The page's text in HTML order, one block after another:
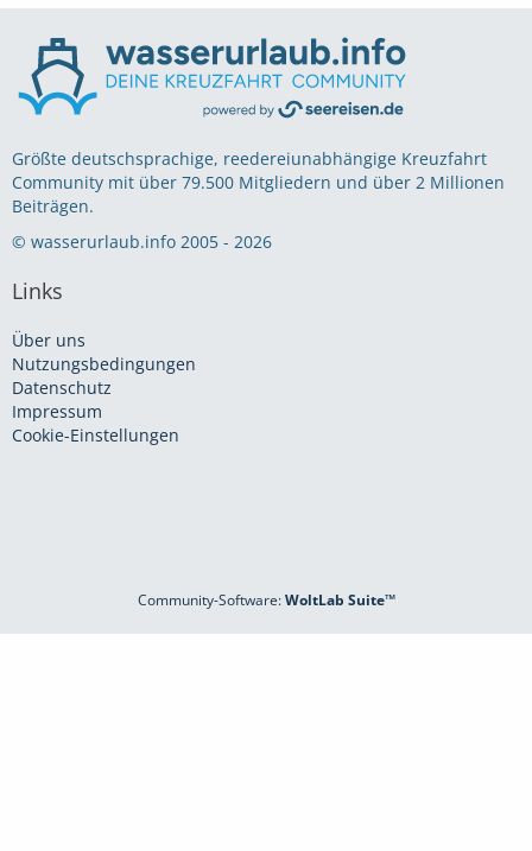
Größte deutschsprachige, reedereiunabhängige Kreuzfahrt
Community mit über 79.500 Mitgliedern und über 2 Millionen
Beiträgen.
© wasserurlaub.info 2005 - 2026
Links
Über uns
Nutzungsbedingungen
Datenschutz
Impressum
Cookie-Einstellungen
Community-Software:WoltLab Suite™